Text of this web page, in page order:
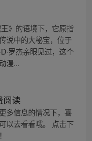
》的语境下，它原指
说中的大秘宝，位于
罗杰亲眼见过，这个
漫...
阅读
多信息的情况下，喜
以去看看哦。 点击下